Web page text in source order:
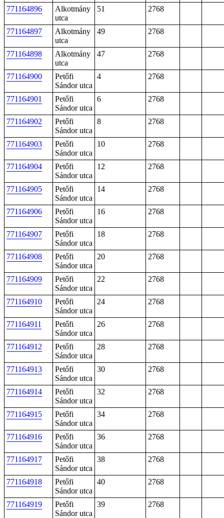
771164896
Alkotmány
utca
51 2768
771164897
Alkotmány
utca
49 2768
771164898
Alkotmány
utca
47 2768
771164900
Petőfi
Sándor utca
4 2768
771164901
Petőfi
Sándor utca
6 2768
771164902
Petőfi
Sándor utca
8 2768
771164903
Petőfi
Sándor utca
10 2768
771164904
Petőfi
Sándor utca
12 2768
771164905
Petőfi
Sándor utca
14 2768
771164906
Petőfi
Sándor utca
16 2768
771164907
Petőfi
Sándor utca
18 2768
771164908
Petőfi
Sándor utca
20 2768
771164909
Petőfi
Sándor utca
22 2768
771164910
Petőfi
Sándor utca
24 2768
771164911
Petőfi
Sándor utca
26 2768
771164912
Petőfi
Sándor utca
28 2768
771164913
Petőfi
Sándor utca
30 2768
771164914
Petőfi
Sándor utca
32 2768
771164915
Petőfi
Sándor utca
34 2768
771164916
Petőfi
Sándor utca
36 2768
771164917
Petőfi
Sándor utca
38 2768
771164918
Petőfi
Sándor utca
40 2768
771164919
Petőfi
Sándor utca
39 2768